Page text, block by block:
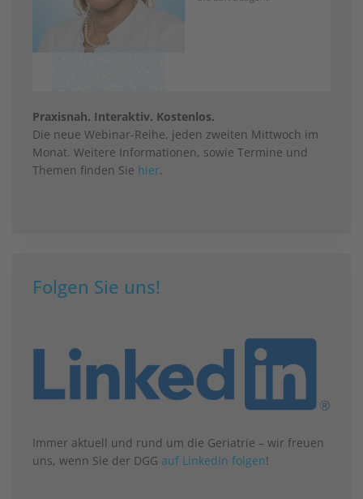
Praxisnah. Interaktiv. Kostenlos.
Die neue Webinar-Reihe, jeden zweiten Mittwoch im
Monat. Weitere Informationen, sowie Termine und
Themen finden Sie hier.
Folgen Sie uns!
Immer aktuell und rund um die Geriatrie – wir freuen
uns, wenn Sie der DGG auf LinkedIn folgen!